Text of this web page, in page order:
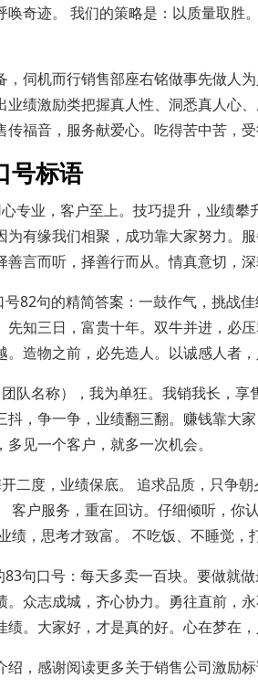
唤奇迹。 我们的策略是：以质量取胜
，伺机而行销售部座右铭做事先做人
业绩激励类把握真人性、洞悉真人心
福音，服务献爱心。吃得苦中苦，受
号标语
专业，客户至上。技巧提升，业绩
有缘我们相聚，成功靠大家努力。
言而听，择善行而从。情真意切，深
82句的精简答案：一鼓作气，挑战
先知三日，富贵十年。双牛并进，必
造物之前，必先造人。以诚感人者，
队名称），我为单狂。我销我长，享
抖，争一争，业绩翻三翻。赚钱靠大
见一个客户，就多一次机会。
二度，业绩保底。 追求品质，只争
客户服务，重在回访。仔细倾听，你
绩，思考才致富。 不吃饭、不睡觉，
句口号：每天多卖一百块。要做就
众志成城，齐心协力。勇往直前，
。大家好，才是真的好。心在梦在，
，感谢阅读更多关于销售公司激励